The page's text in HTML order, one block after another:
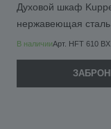
Духовой шкаф
нержавеющая сталь
В наличииАрт. HFT 610 BX